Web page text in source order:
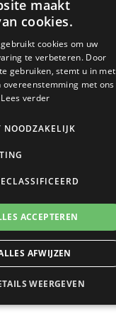
maakt
cookies.
cookies om uw
te verbeteren. Door
gebruiken, stemt u in met
overeenstemming met ons
Lees verder
NOODZAKELIJK
ACCEPTEREN
AFWIJZEN
WEERGEVEN